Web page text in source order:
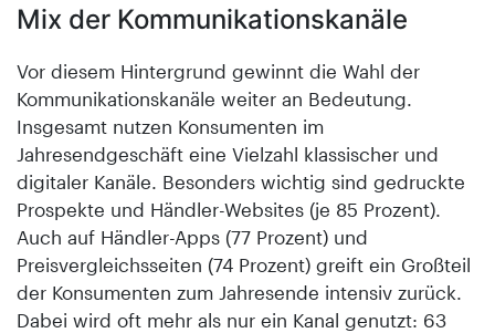
Mix der Kommunikationskanäle
Vor diesem Hintergrund gewinnt die Wahl der
Kommunikationskanäle weiter an Bedeutung.
Insgesamt nutzen Konsumenten im
Jahresendgeschäft eine Vielzahl klassischer und
digitaler Kanäle. Besonders wichtig sind gedruckte
Prospekte und Händler-Websites (je 85 Prozent).
Auch auf Händler-Apps (77 Prozent) und
Preisvergleichsseiten (74 Prozent) greift ein Großteil
der Konsumenten zum Jahresende intensiv zurück.
Dabei wird oft mehr als nur ein Kanal genutzt: 63